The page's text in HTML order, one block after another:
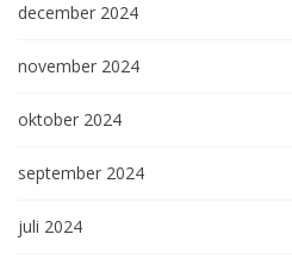
december 2024
november 2024
oktober 2024
september 2024
juli 2024